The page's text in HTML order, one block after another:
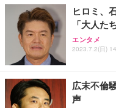
ヒロミ、
「大人た
エンタメ
2023.7.2(日)
広末不倫
声